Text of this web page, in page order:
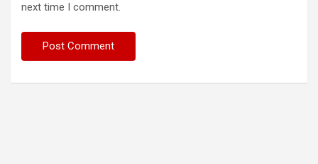
next time I comment.